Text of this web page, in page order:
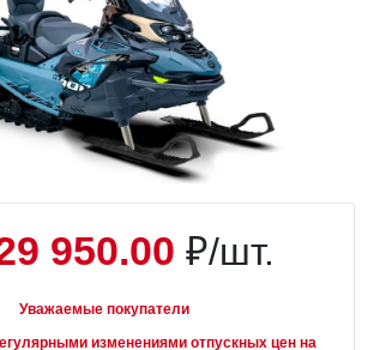
950.00 ₽/шт.
Уважаемые покупатели